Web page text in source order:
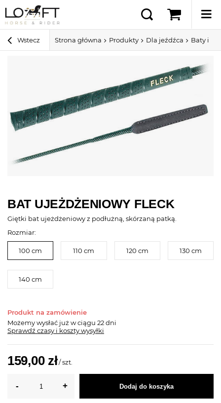
Wstecz Strona główna Produkty Dla jeźdźca Baty i
BAT UJEŻDŻENIOWY FLECK
Giętki bat ujeżdżeniowy z podłużną, skórzaną patką.
Rozmiar:
100 cm 110 cm 120 cm 130 cm
140 cm
Produkt na zamówienie
Możemy wysłać już w ciągu 22 dni
Sprawdź czasy i koszty wysyłki
159,00 zł/szt.
Dodaj do koszyka